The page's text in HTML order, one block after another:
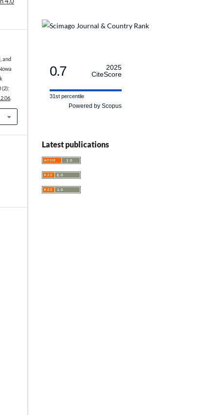
and
(2):
.
0.7
2025
CiteScore
31st percentile
Powered by Scopus
Latest publications